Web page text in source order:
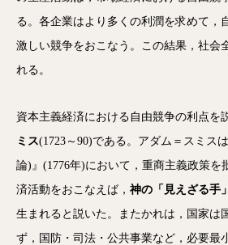
る。各企業はより多くの利潤を求めて，
激しい競争をおこなう。この結果，社会
れる。
資本主義経済における自由競争の利点を
ミス(1723～90)である。アダム＝スミス
論)』(1776年)において，重商主義政策を
済活動をおこなえば， 神の「見えざる手」
生まれると説いた。またかれは，国家は
ず，国防・司法・公共事業など，必要最